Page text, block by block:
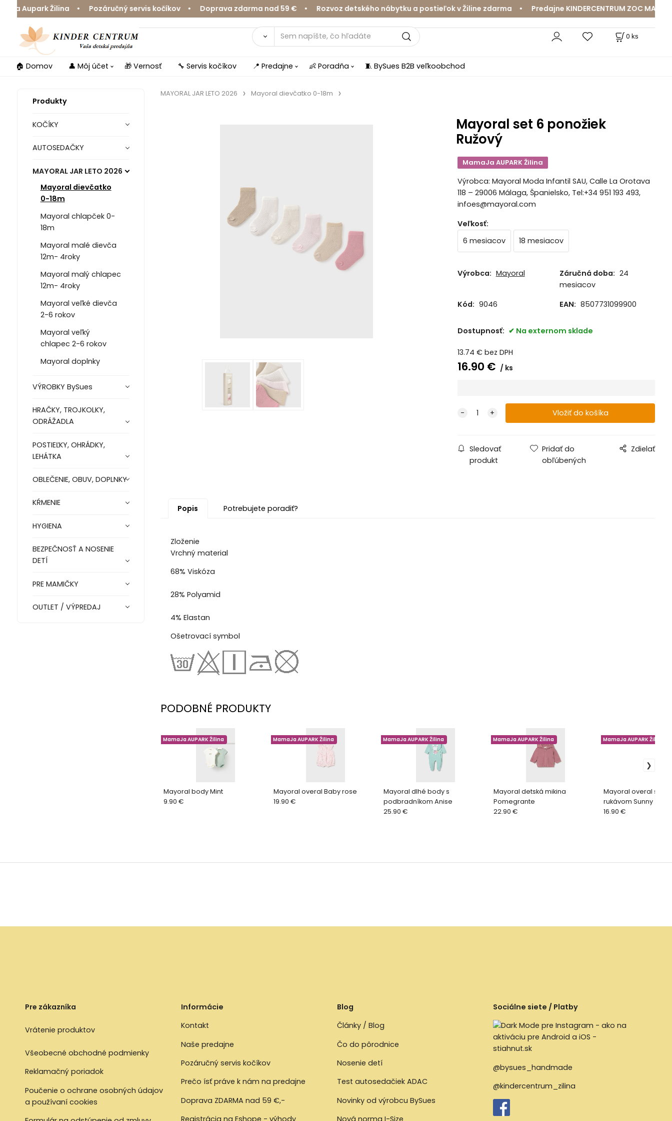
Aupark Žilina • Pozáručný servis kočíkov • Doprava zdarma nad 59 € • Rozvoz detského nábytku a postieľok v Žiline zdarma • Predajne KINDERCENTRUM ZOC MAX a
0 ks
🏠 Domov 👤 Môj účet 🎁 Vernosť 🔧 Servis kočíkov 📍 Predajne 👶 Poradňa 🧵 BySues B2B veľkoobchod
Produkty
KOČÍKY
AUTOSEDAČKY
MAYORAL JAR LETO 2026
Mayoral dievčatko
0-18m
Mayoral chlapček 0-
18m
Mayoral malé dievča
12m- 4roky
Mayoral malý chlapec
12m- 4roky
Mayoral veľké dievča
2-6 rokov
Mayoral veľký
chlapec 2-6 rokov
Mayoral doplnky
VÝROBKY BySues
HRAČKY, TROJKOLKY,
ODRÁŽADLA
POSTIEĽKY, OHRÁDKY,
LEHÁTKA
OBLEČENIE, OBUV, DOPLNKY
KŔMENIE
HYGIENA
BEZPEČNOSŤ A NOSENIE
DETÍ
PRE MAMIČKY
OUTLET / VÝPREDAJ
MAYORAL JAR LETO 2026 Mayoral dievčatko 0-18m
Mayoral set 6 ponožiek
Ružový
MamaJa AUPARK Žilina
Výrobca: Mayoral Moda Infantil SAU, Calle La Orotava
118 – 29006 Málaga, Španielsko, Tel:+34 951 193 493,
infoes@mayoral.com
Veľkosť:
6 mesiacov
18 mesiacov
Výrobca: Mayoral Záručná doba: 24
mesiacov
Kód: 9046 EAN: 8507731099900
Dostupnosť: Na externom sklade
13.74 € bez DPH
16.90 € ks
Sledovať
produkt
Pridať do
obľúbených
Zdielať
Popis Potrebujete poradiť?
Zloženie
Vrchný material
68% Viskóza
28% Polyamid
4% Elastan
Ošetrovací symbol
PODOBNÉ PRODUKTY
Mayoral body Mint
MamaJa AUPARK Žilina
9.90 €
Mayoral overal Baby rose
MamaJa AUPARK Žilina
19.90 €
Mayoral dlhé body s
podbradníkom Anise
MamaJa AUPARK Žilina
25.90 €
Mayoral detská mikina
Pomegrante
MamaJa AUPARK Žilina
22.90 €
Mayoral overal s
rukávom Sunny
MamaJa AUPARK Žilina
16.90 €
Pre zákazníka
Vrátenie produktov
Všeobecné obchodné podmienky
Reklamačný poriadok
Poučenie o ochrane osobných údajov
a používaní cookies
Informácie
Kontakt
Naše predajne
Pozáručný servis kočíkov
Prečo ísť práve k nám na predajne
Doprava ZDARMA nad 59 €,-
Blog
Články / Blog
Čo do pôrodnice
Nosenie detí
Test autosedačiek ADAC
Novinky od výrobcu BySues
Sociálne siete / Platby
@bysues_handmade
@kindercentrum_zilina